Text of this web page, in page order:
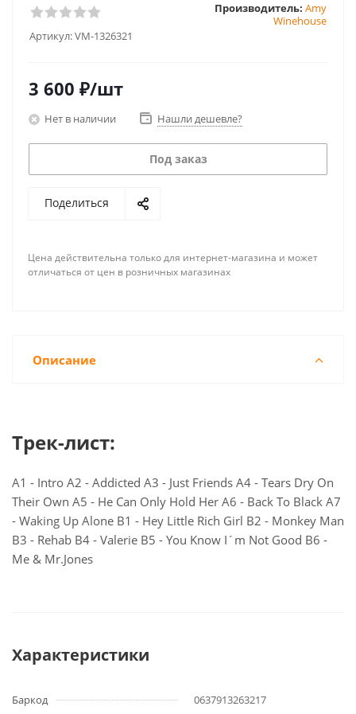
Артикул:VM-1326321
Производитель: Amy
Winehouse
3 600 ₽/шт
Нет в наличии Нашли дешевле?
Под заказ
Поделиться
Цена действительна только для интернет-магазина и может
отличаться от цен в розничных магазинах
Описание
Трек-лист:
A1 - Intro A2 - Addicted A3 - Just Friends A4 - Tears Dry On
Their Own A5 - He Can Only Hold Her A6 - Back To Black A7
- Waking Up Alone B1 - Hey Little Rich Girl B2 - Monkey Man
B3 - Rehab B4 - Valerie B5 - You Know I´m Not Good B6 -
Me & Mr.Jones
Характеристики
Баркод
0637913263217